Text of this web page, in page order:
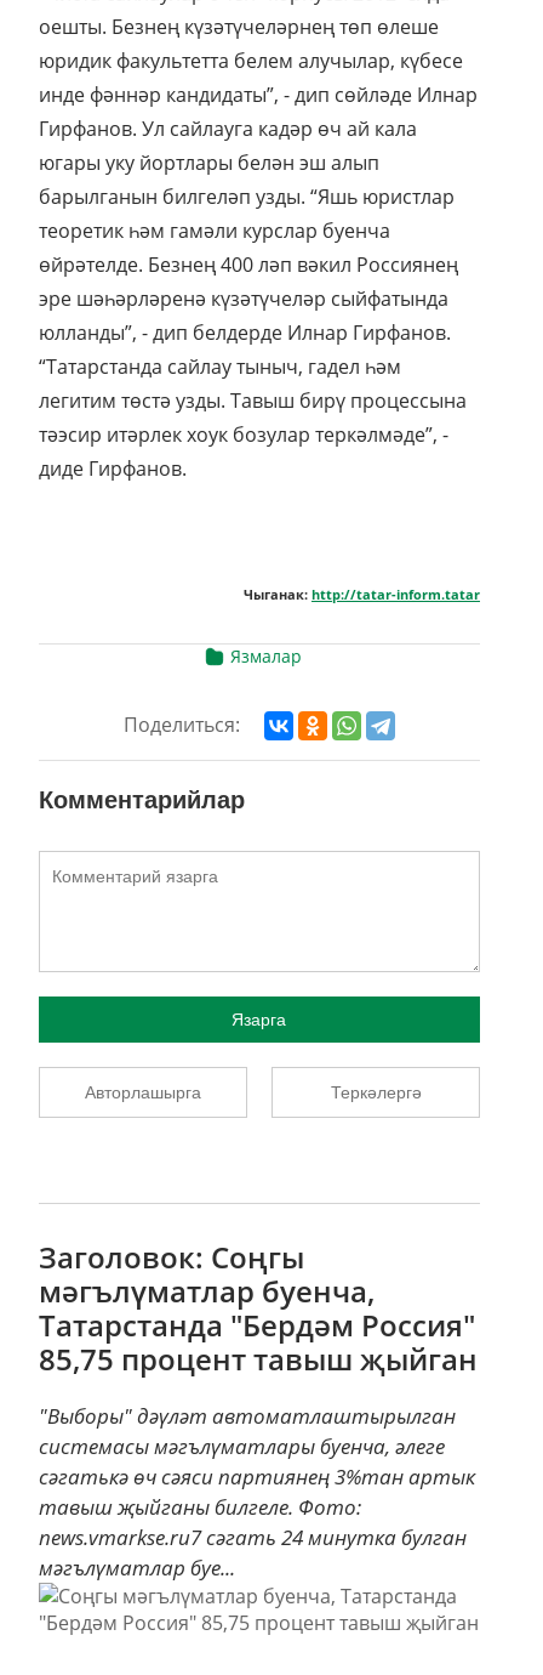
оешты. Безнең күзәтүчеләрнең төп өлеше
юридик факультетта белем алучылар, күбесе
инде фәннәр кандидаты”, - дип сөйләде Илнар
Гирфанов. Ул сайлауга кадәр өч ай кала
югары уку йортлары белән эш алып
барылганын билгеләп узды. “Яшь юристлар
теоретик һәм гамәли курслар буенча
өйрәтелде. Безнең 400 ләп вәкил Россиянең
эре шәһәрләренә күзәтүчеләр сыйфатында
юлланды”, - дип белдерде Илнар Гирфанов.
“Татарстанда сайлау тыныч, гадел һәм
легитим төстә узды. Тавыш бирү процессына
тәэсир итәрлек хоук бозулар теркәлмәде”, -
диде Гирфанов.
Чыганак: http://tatar-inform.tatar
Язмалар
Поделиться:
Комментарийлар
Язарга
Авторлашырга Теркәлергә
Заголовок: Соңгы
мәгълүматлар буенча,
Татарстанда "Бердәм Россия"
85,75 процент тавыш җыйган
"Выборы" дәүләт автоматлаштырылган
системасы мәгълүматлары буенча, әлеге
сәгатькә өч сәяси партиянең 3%тан артык
тавыш җыйганы билгеле. Фото:
news.vmarkse.ru7 сәгать 24 минутка булган
мәгълүматлар буе...